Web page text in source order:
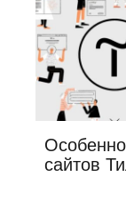
сайтов